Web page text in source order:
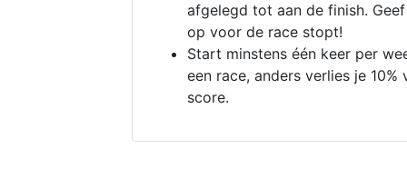
afgelegd tot aan de finish.
op voor de race stopt!
Start minstens één keer per
een race, anders verlies je 10%
score.